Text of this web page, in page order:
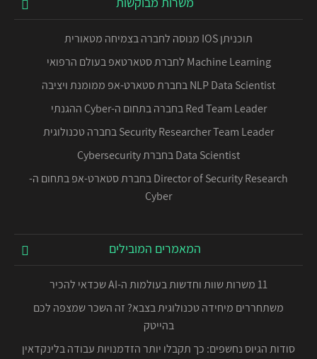
תוכניתן IOS מנוסה לחברה בצמיחה מטאורית
Machine Learning לחברת סטארטאפ בעולם הרפואי
NLP Data Scientist בחברת סטארט-אפ ממומנת ויציבה
Red Team Leader בחברה בתחום ה-Cyber ההגנתי
Security Researcher Team Leader בחברה טכנולוגית
Data Scientist בחברת Cybersecurity
Director of Security Research בחברת סטארט-אפ בתחום ה-
Cyber
המאמרים המובילים
11 משרות שוות וחדשות בעולמות ה-AI שכדאי להכיר
משתחררים מיחידה טכנולוגית בצבא? זה השכר שמצפה לכם
בהייטק
סודות הגיוס נחשפים: כך תקבלו יותר הזדמנויות עבודה בלינקדאין